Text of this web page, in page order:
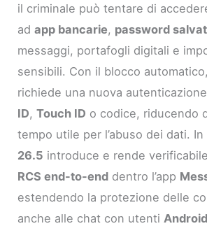
il criminale può tentare di
adapp bancarie, password
messaggi, portafogli digitali e
sensibili. Con il blocco
richiede una nuova
ID,Touch ID o codice, riducendo
tempo utile per l’abuso dei dati. In
26.5 introduce e rende
RCS end-to-end dentro l’app
estendendo la protezione delle
anche alle chat con utenti Android